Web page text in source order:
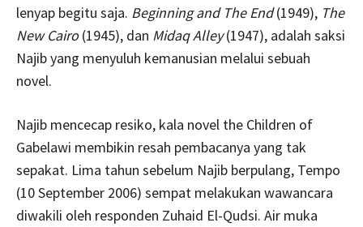
lenyap begitu saja. Beginning and The End(1949), The
New Cairo(1945), dan Midaq Alley(1947), adalah saksi
Najib yang menyuluh kemanusian melalui sebuah
novel.
Najib mencecap resiko, kala novel the Children of
Gabelawi membikin resah pembacanya yang tak
sepakat. Lima tahun sebelum Najib berpulang, Tempo
(10 September 2006) sempat melakukan wawancara
diwakili oleh responden Zuhaid El-Qudsi. Air muka